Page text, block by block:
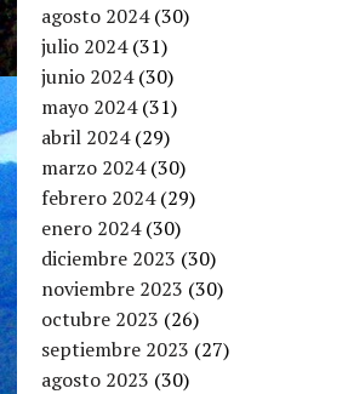
agosto 2024(30)
julio 2024(31)
junio 2024(30)
mayo 2024(31)
abril 2024(29)
marzo 2024(30)
febrero 2024(29)
enero 2024(30)
diciembre 2023 (30)
noviembre 2023 (30)
octubre 2023 (26)
septiembre 2023 (27)
agosto 2023 (30)